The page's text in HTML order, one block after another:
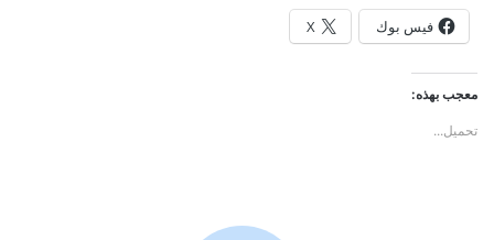
فيس بوك X
معجب بهذه:
تحميل...